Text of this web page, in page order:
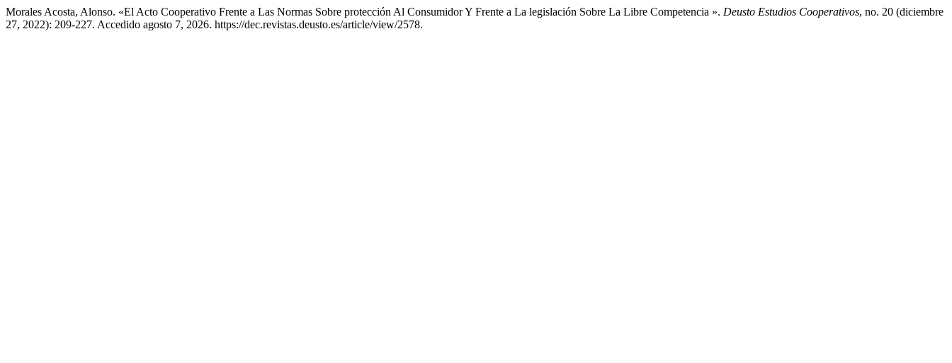
Morales Acosta, Alonso. «El Acto Cooperativo Frente a Las Normas Sobre protección Al Consumidor Y Frente a La legislación Sobre La Libre Competencia ». Deusto Estudios Cooperativos, no. 20 (diciembre
27, 2022): 209-227. Accedido agosto 7, 2026. https://dec.revistas.deusto.es/article/view/2578.